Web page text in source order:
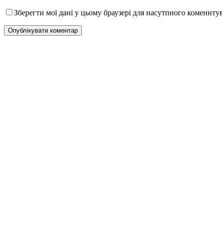
Зберегти мої дані у цьому браузері для насутпного